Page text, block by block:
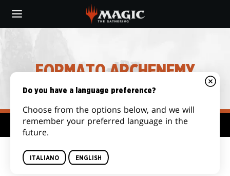
main
COMMANDER
FORMATO ARCHENEMY
Hub formato
DIMENSIONI DEL
MAZZO
Do you have a language preference?
Choose from the options below, and we will
remember your preferred language in the
future.
ITALIANO ENGLISH